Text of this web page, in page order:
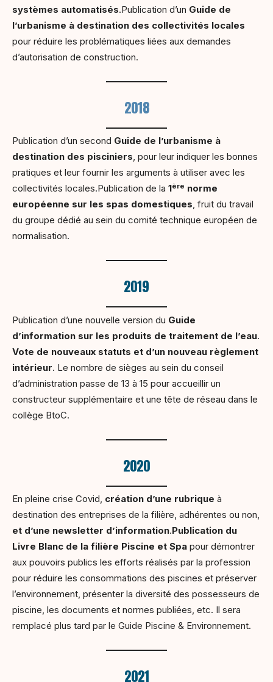
systèmes automatisés.Publication d’un Guide de
l’urbanisme à destination des collectivités locales
pour réduire les problématiques liées aux demandes
d’autorisation de construction.
2018
Publication d’un second Guide de l’urbanisme à
destination des pisciniers, pour leur indiquer les bonnes
pratiques et leur fournir les arguments à utiliser avec les
collectivités locales.Publication de la 1ère norme
européenne sur les spas domestiques, fruit du travail
du groupe dédié au sein du comité technique européen de
normalisation.
2019
Publication d’une nouvelle version du Guide
d’information sur les produits de traitement de l’eau.
Vote de nouveaux statuts et d’un nouveau règlement
intérieur. Le nombre de sièges au sein du conseil
d’administration passe de 13 à 15 pour accueillir un
constructeur supplémentaire et une tête de réseau dans le
collège BtoC.
2020
En pleine crise Covid, création d’une rubrique à
destination des entreprises de la filière, adhérentes ou non,
et d’une newsletter d’information.Publication du
Livre Blanc de la filière Piscine et Spa pour démontrer
aux pouvoirs publics les efforts réalisés par la profession
pour réduire les consommations des piscines et préserver
l’environnement, présenter la diversité des possesseurs de
piscine, les documents et normes publiées, etc. Il sera
remplacé plus tard par le Guide Piscine & Environnement.
2021